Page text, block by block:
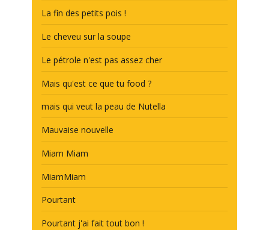
La fin des petits pois !
Le cheveu sur la soupe
Le pétrole n'est pas assez cher
Mais qu'est ce que tu food ?
mais qui veut la peau de Nutella
Mauvaise nouvelle
Miam Miam
MiamMiam
Pourtant
Pourtant j'ai fait tout bon !